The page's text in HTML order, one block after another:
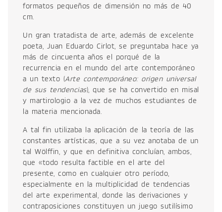
formatos pequeños de dimensión no más de 40
cm.
Un gran tratadista de arte, además de excelente
poeta, Juan Eduardo Cirlot, se preguntaba hace ya
más de cincuenta años el porqué de la
recurrencia en el mundo del arte contemporáneo
a un texto (Arte contemporáneo: origen universal
de sus tendencias), que se ha convertido en misal
y martirologio a la vez de muchos estudiantes de
la materia mencionada.
A tal fin utilizaba la aplicación de la teoría de las
constantes artísticas, que a su vez anotaba de un
tal Wölffin, y que en definitiva concluían, ambos,
que «todo resulta factible en el arte del
presente, como en cualquier otro período,
especialmente en la multiplicidad de tendencias
del arte experimental, donde las derivaciones y
contraposiciones constituyen un juego sutilísimo